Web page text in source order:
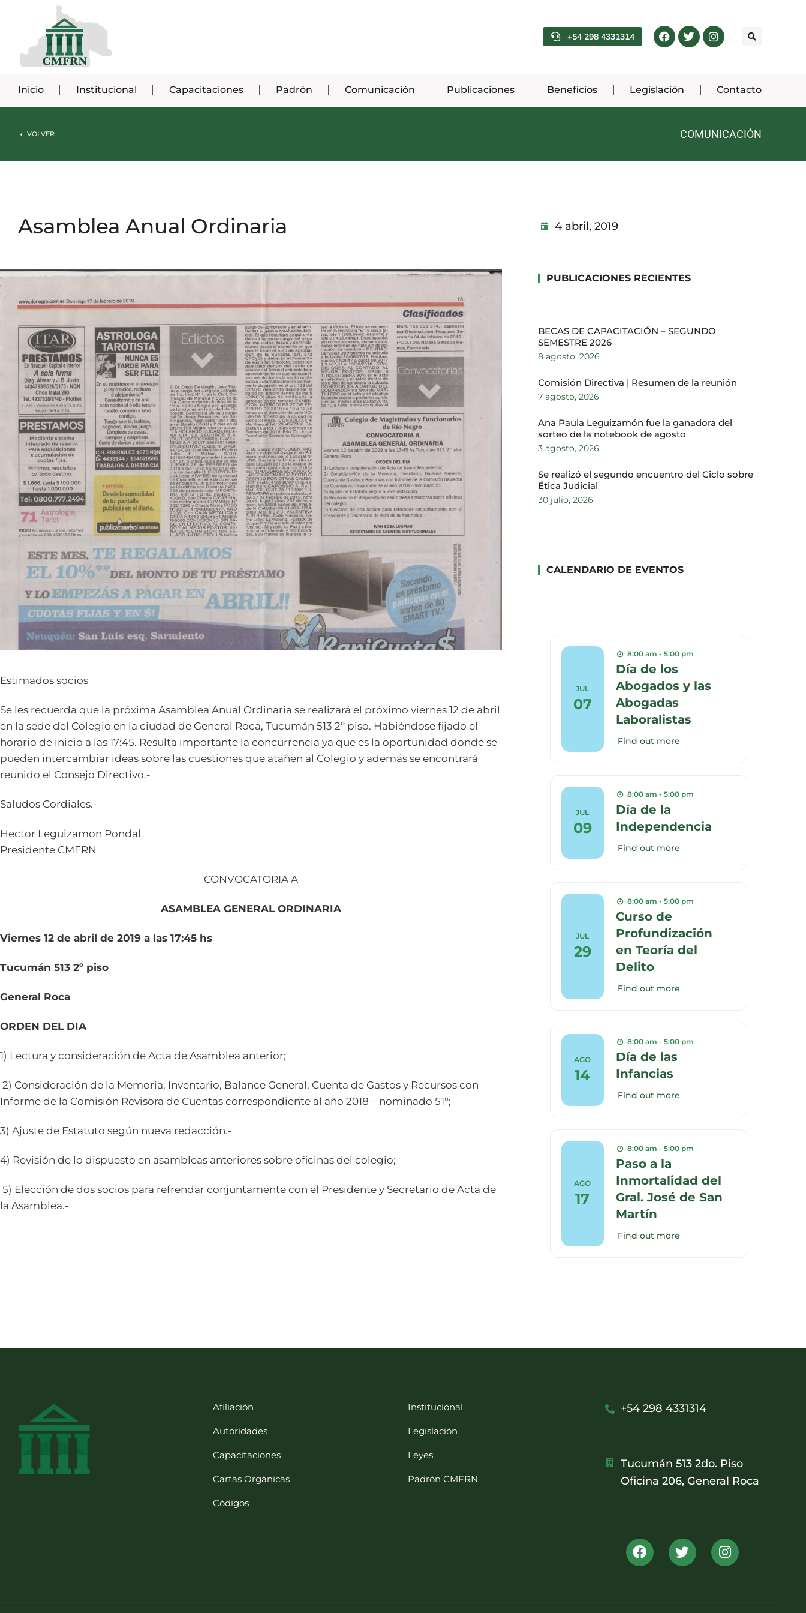
+54 298 4331314
Inicio Institucional Capacitaciones Padrón Comunicación Publicaciones Beneficios Legislación Contacto
VOLVER COMUNICACIÓN
Asamblea Anual Ordinaria 4 abril, 2019
Estimados socios
Se les recuerda que la próxima Asamblea Anual Ordinaria se realizará el próximo viernes 12 de abril
en la sede del Colegio en la ciudad de General Roca, Tucumán 513 2º piso. Habiéndose fijado el
horario de inicio a las 17:45. Resulta importante la concurrencia ya que es la oportunidad donde se
pueden intercambiar ideas sobre las cuestiones que atañen al Colegio y además se encontrará
reunido el Consejo Directivo.-
Saludos Cordiales.-
Hector Leguizamon Pondal
Presidente CMFRN
CONVOCATORIA A
ASAMBLEA GENERAL ORDINARIA
Viernes 12 de abril de 2019 a las 17:45 hs
Tucumán 513 2º piso
General Roca
ORDEN DEL DIA
1) Lectura y consideración de Acta de Asamblea anterior;
2) Consideración de la Memoria, Inventario, Balance General, Cuenta de Gastos y Recursos con
Informe de la Comisión Revisora de Cuentas correspondiente al año 2018 – nominado 51°;
3) Ajuste de Estatuto según nueva redacción.-
4) Revisión de lo dispuesto en asambleas anteriores sobre oficinas del colegio;
5) Elección de dos socios para refrendar conjuntamente con el Presidente y Secretario de Acta de
la Asamblea.-
PUBLICACIONES RECIENTES
BECAS DE CAPACITACIÓN – SEGUNDO
SEMESTRE 2026
8 agosto, 2026
Comisión Directiva | Resumen de la reunión
7 agosto, 2026
Ana Paula Leguizamón fue la ganadora del
sorteo de la notebook de agosto
3 agosto, 2026
Se realizó el segundo encuentro del Ciclo sobre
Ética Judicial
30 julio, 2026
CALENDARIO DE EVENTOS
JUL
07
8:00 am - 5:00 pm
Día de los
Abogados y las
Abogadas
Laboralistas
Find out more
JUL
09
8:00 am - 5:00 pm
Día de la
Independencia
Find out more
JUL
29
8:00 am - 5:00 pm
Curso de
Profundización
en Teoría del
Delito
Find out more
AGO
14
8:00 am - 5:00 pm
Día de las
Infancias
Find out more
AGO
17
8:00 am - 5:00 pm
Paso a la
Inmortalidad del
Gral. José de San
Martín
Find out more
Afiliación
Autoridades
Capacitaciones
Cartas Orgánicas
Códigos
Institucional
Legislación
Leyes
Padrón CMFRN
+54 298 4331314
Tucumán 513 2do. Piso
Oficina 206, General Roca